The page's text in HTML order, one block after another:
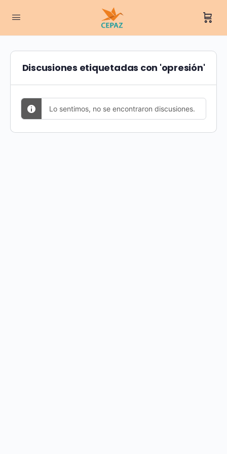
Discusiones etiquetadas con 'opresión'
Lo sentimos, no se encontraron discusiones.